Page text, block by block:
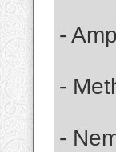
-
-
-